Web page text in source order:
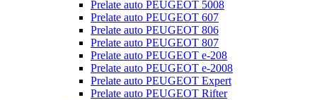
Prelate auto PEUGEOT 5008
Prelate auto PEUGEOT 607
Prelate auto PEUGEOT 806
Prelate auto PEUGEOT 807
Prelate auto PEUGEOT e-208
Prelate auto PEUGEOT e-2008
Prelate auto PEUGEOT Expert
Prelate auto PEUGEOT Rifter